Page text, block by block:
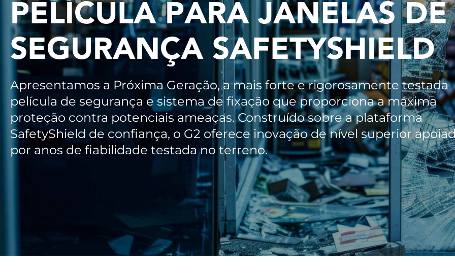
PELÍCULA PARA JANELAS DE
SEGURANÇA SAFETYSHIELD
Apresentamos a Próxima Geração, a mais forte e rigorosamente testada
película de segurança e sistema de fixação que proporciona a máxima
proteção contra potenciais ameaças. Construído sobre a plataforma
SafetyShield de confiança, o G2 oferece inovação de nível superior
por anos de fiabilidade testada no terreno.